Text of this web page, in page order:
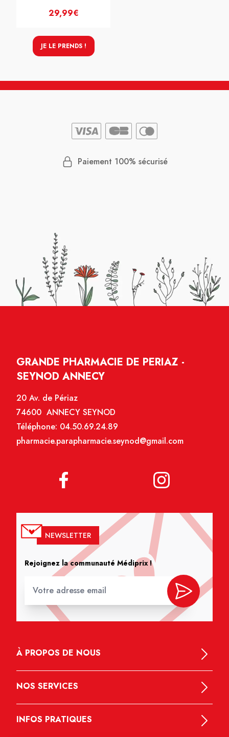
29,99€
JE LE PRENDS !
Paiement 100% sécurisé
GRANDE PHARMACIE DE PERIAZ -
SEYNOD ANNECY
20 Av. de Périaz
74600 ANNECY SEYNOD
Téléphone: 04.50.69.24.89
pharmacie.parapharmacie.seynod@gmail.com
NEWSLETTER
Rejoignez la communauté Médiprix !
À PROPOS DE NOUS
NOS SERVICES
INFOS PRATIQUES